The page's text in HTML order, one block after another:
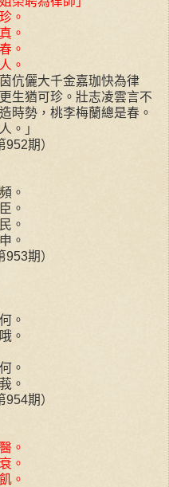
。
。
。
。
伉儷大千金嘉珈快為律
生猶可珍。壯志凌雲言不
時勢，桃李梅蘭總是春。
。」
期）
。
。
。
。
期）
。
。
。
。
期）
。
。
。